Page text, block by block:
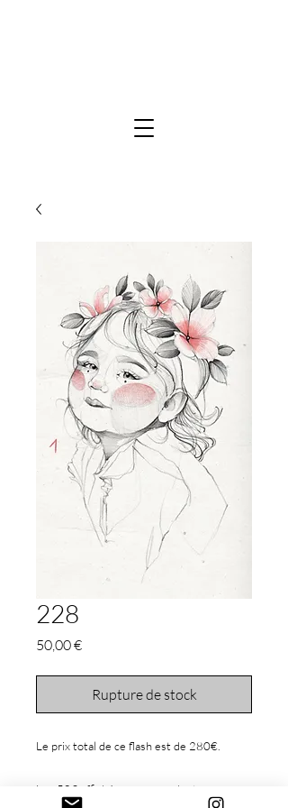
228
50,00 €Prix
Rupture de stock
Le prix total de ce flash est de 280€.
Les 50€ affichés correspondent aux